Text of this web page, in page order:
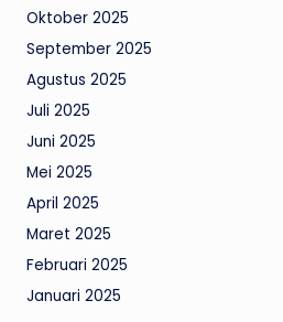
Oktober 2025
September 2025
Agustus 2025
Juli 2025
Juni 2025
Mei 2025
April 2025
Maret 2025
Februari 2025
Januari 2025